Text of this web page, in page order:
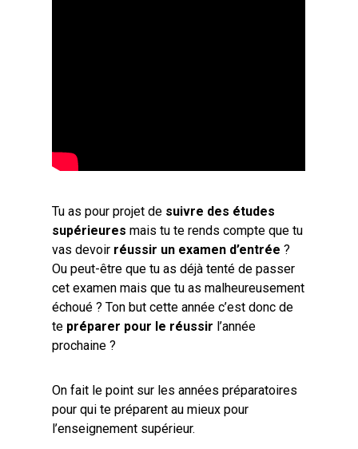
Tu as pour projet de suivre des études
supérieures mais tu te rends compte que tu
vas devoir réussir un examen d’entrée ?
Ou peut-être que tu as déjà tenté de passer
cet examen mais que tu as malheureusement
échoué ? Ton but cette année c’est donc de
te préparer pour le réussir l’année
prochaine ?
On fait le point sur les années préparatoires
pour qui te préparent au mieux pour
l’enseignement supérieur.